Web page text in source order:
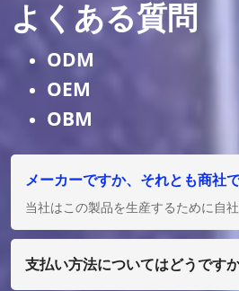
よくある質問
ODM
OEM
OBM
メーカーですか、それとも商社
当社はこの製品を生産するために自
支払い方法についてはどうです